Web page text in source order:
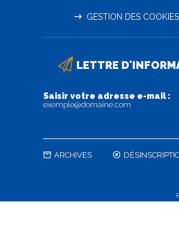
GESTION DES COOKIES
LETTRE
Saisir votre adresse e-mail :
exemple@domaine.com
ARCHIVES